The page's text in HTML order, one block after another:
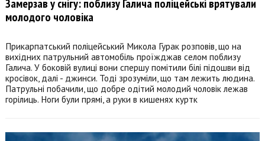
Замерзав у снігу: поблизу Галича поліцейські врятували
молодого чоловіка
Прикарпатський поліцейський Микола Гурак розповів, що на
вихідних патрульний автомобіль проїжджав селом поблизу
Галича. У боковій вулиці вони спершу помітили білі підошви від
кросівок, далі - джинси. Тоді зрозуміли, що там лежить людина.
Патрульні побачили, що добре одітий молодий чоловік лежав
горілиць. Ноги були прямі, а руки в кишенях куртк